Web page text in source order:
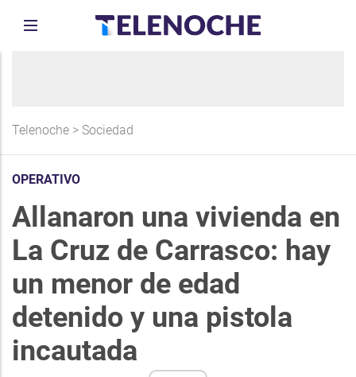
Telenoche > Sociedad
OPERATIVO
Allanaron una vivienda en
La Cruz de Carrasco: hay
un menor de edad
detenido y una pistola
incautada